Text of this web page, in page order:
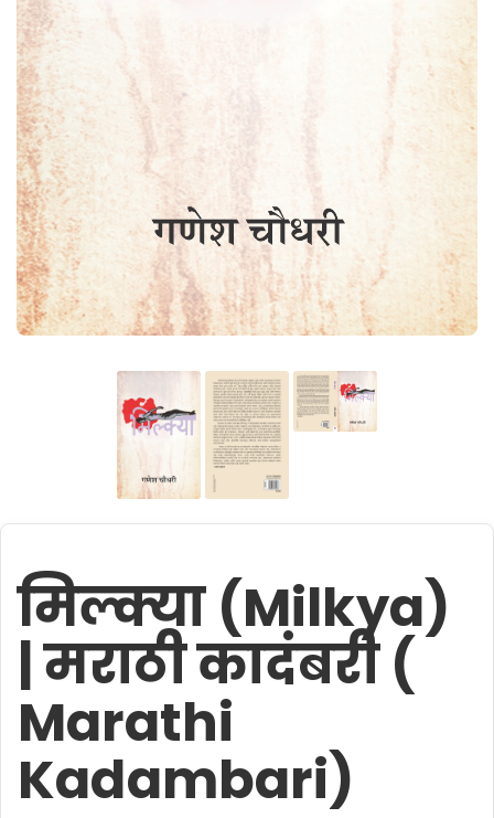
मिल्क्या (Milkya)
| मराठी कादंबरी (
Marathi
Kadambari)